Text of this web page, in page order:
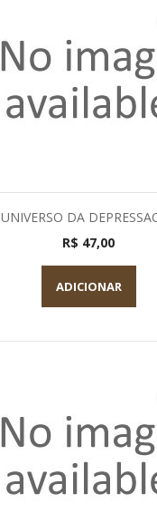
UNIVERSO DA
R$ 47,00
ADICIONAR